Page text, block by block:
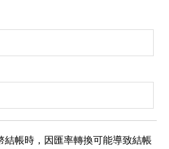
結帳時，因匯率轉換可能導致結帳